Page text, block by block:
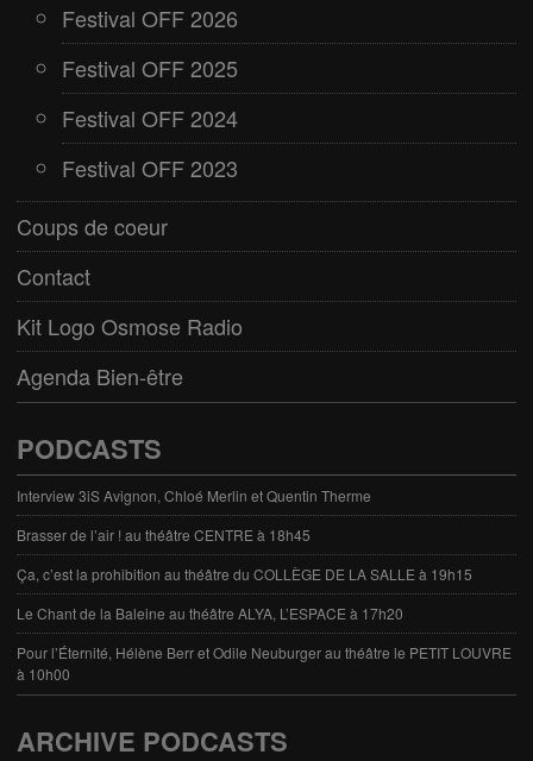
Festival OFF 2026
Festival OFF 2025
Festival OFF 2024
Festival OFF 2023
Coups de coeur
Contact
Kit Logo Osmose Radio
Agenda Bien-être
PODCASTS
Interview 3iS Avignon, Chloé Merlin et Quentin Therme
Brasser de l’air ! au théâtre CENTRE à 18h45
Ça, c’est la prohibition au théâtre du COLLÈGE DE LA SALLE à 19h15
Le Chant de la Baleine au théâtre ALYA, L’ESPACE à 17h20
Pour l’Éternité, Hélène Berr et Odile Neuburger au théâtre le PETIT LOUVRE
à 10h00
ARCHIVE PODCASTS